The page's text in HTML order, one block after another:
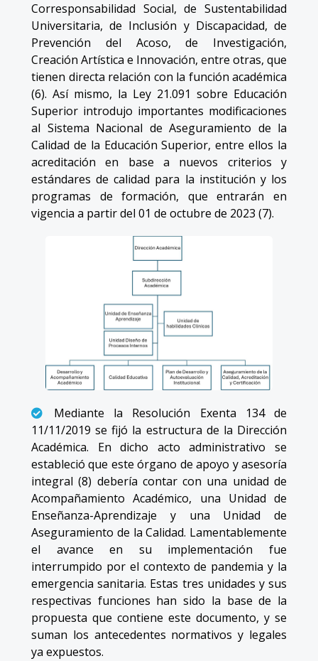
Corresponsabilidad Social, de Sustentabilidad
Universitaria, de Inclusión y Discapacidad, de
Prevención del Acoso, de Investigación,
Creación Artística e Innovación, entre otras, que
tienen directa relación con la función académica
(6). Así mismo, la Ley 21.091 sobre Educación
Superior introdujo importantes modificaciones
al Sistema Nacional de Aseguramiento de la
Calidad de la Educación Superior, entre ellos la
acreditación en base a nuevos criterios y
estándares de calidad para la institución y los
programas de formación, que entrarán en
vigencia a partir del 01 de octubre de 2023 (7).
Mediante la Resolución Exenta 134 de
11/11/2019 se fijó la estructura de la Dirección
Académica. En dicho acto administrativo se
estableció que este órgano de apoyo y asesoría
integral (8) debería contar con una unidad de
Acompañamiento Académico, una Unidad de
Enseñanza-Aprendizaje y una Unidad de
Aseguramiento de la Calidad. Lamentablemente
el avance en su implementación fue
interrumpido por el contexto de pandemia y la
emergencia sanitaria. Estas tres unidades y sus
respectivas funciones han sido la base de la
propuesta que contiene este documento, y se
suman los antecedentes normativos y legales
ya expuestos.